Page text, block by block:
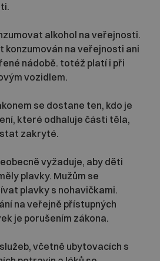
alkohol na veřejnosti.
konzumován na veřejnosti ani
nádobě. totéž platí i při
vozidlem.
se dostane ten, kdo je
které odhaluje části těla,
zakryté.
vyžaduje, aby děti
plavky. Mužům se
plavky s nohavičkami.
na veřejně přístupných
je porušením zákona.
včetně ubytovacích s